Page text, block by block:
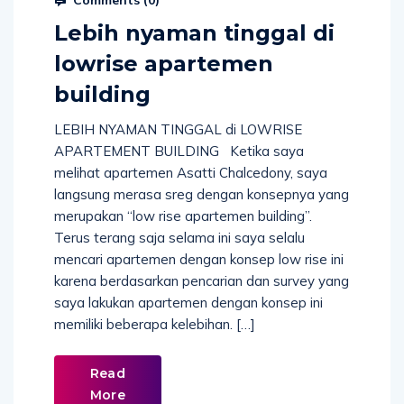
Lebih nyaman tinggal di
lowrise apartemen
building
LEBIH NYAMAN TINGGAL di LOWRISE
APARTEMENT BUILDING Ketika saya
melihat apartemen Asatti Chalcedony, saya
langsung merasa sreg dengan konsepnya yang
merupakan “low rise apartemen building”.
Terus terang saja selama ini saya selalu
mencari apartemen dengan konsep low rise ini
karena berdasarkan pencarian dan survey yang
saya lakukan apartemen dengan konsep ini
memiliki beberapa kelebihan. […]
Read
More